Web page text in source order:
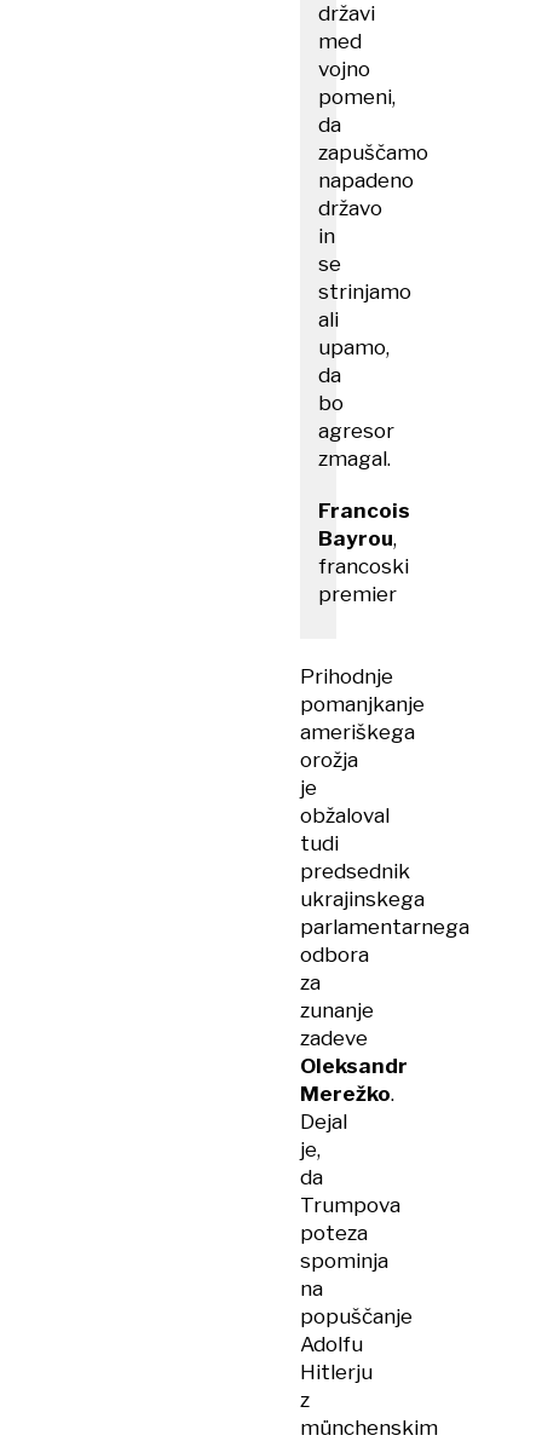
državi
med
vojno
pomeni,
da
zapuščamo
napadeno
državo
in
se
strinjamo
ali
upamo,
da
bo
agresor
zmagal.
Francois
Bayrou,
francoski
premier
Prihodnje
pomanjkanje
ameriškega
orožja
je
obžaloval
tudi
predsednik
ukrajinskega
parlamentarnega
odbora
za
zunanje
zadeve
Oleksandr
Merežko.
Dejal
je,
da
Trumpova
poteza
spominja
na
popuščanje
Adolfu
Hitlerju
z
münchenskim